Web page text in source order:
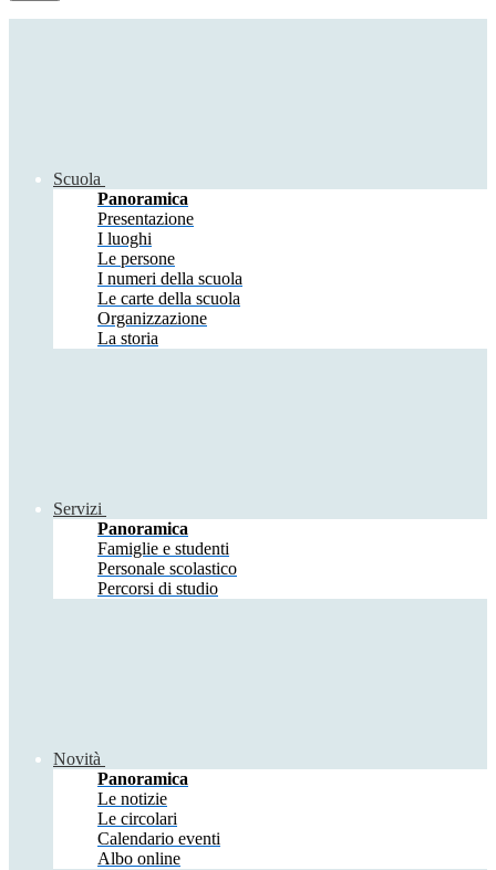
Scuola
Panoramica
Presentazione
I luoghi
Le persone
I numeri della scuola
Le carte della scuola
Organizzazione
La storia
Servizi
Panoramica
Famiglie e studenti
Personale scolastico
Percorsi di studio
Novità
Panoramica
Le notizie
Le circolari
Calendario eventi
Albo online